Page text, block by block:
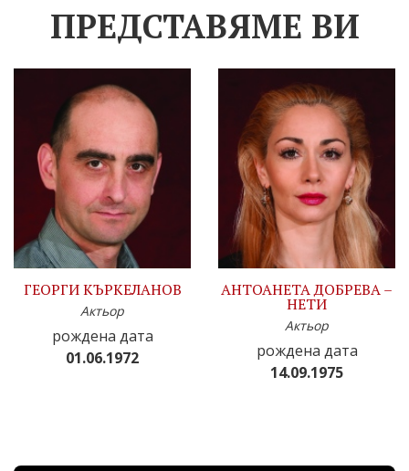
ПРЕДСТАВЯМЕ ВИ
ГЕОРГИ КЪРКЕЛАНОВ
Актьор
рождена дата
01.06.1972
АНТОАНЕТА ДОБРЕВА –
НЕТИ
Актьор
рождена дата
14.09.1975